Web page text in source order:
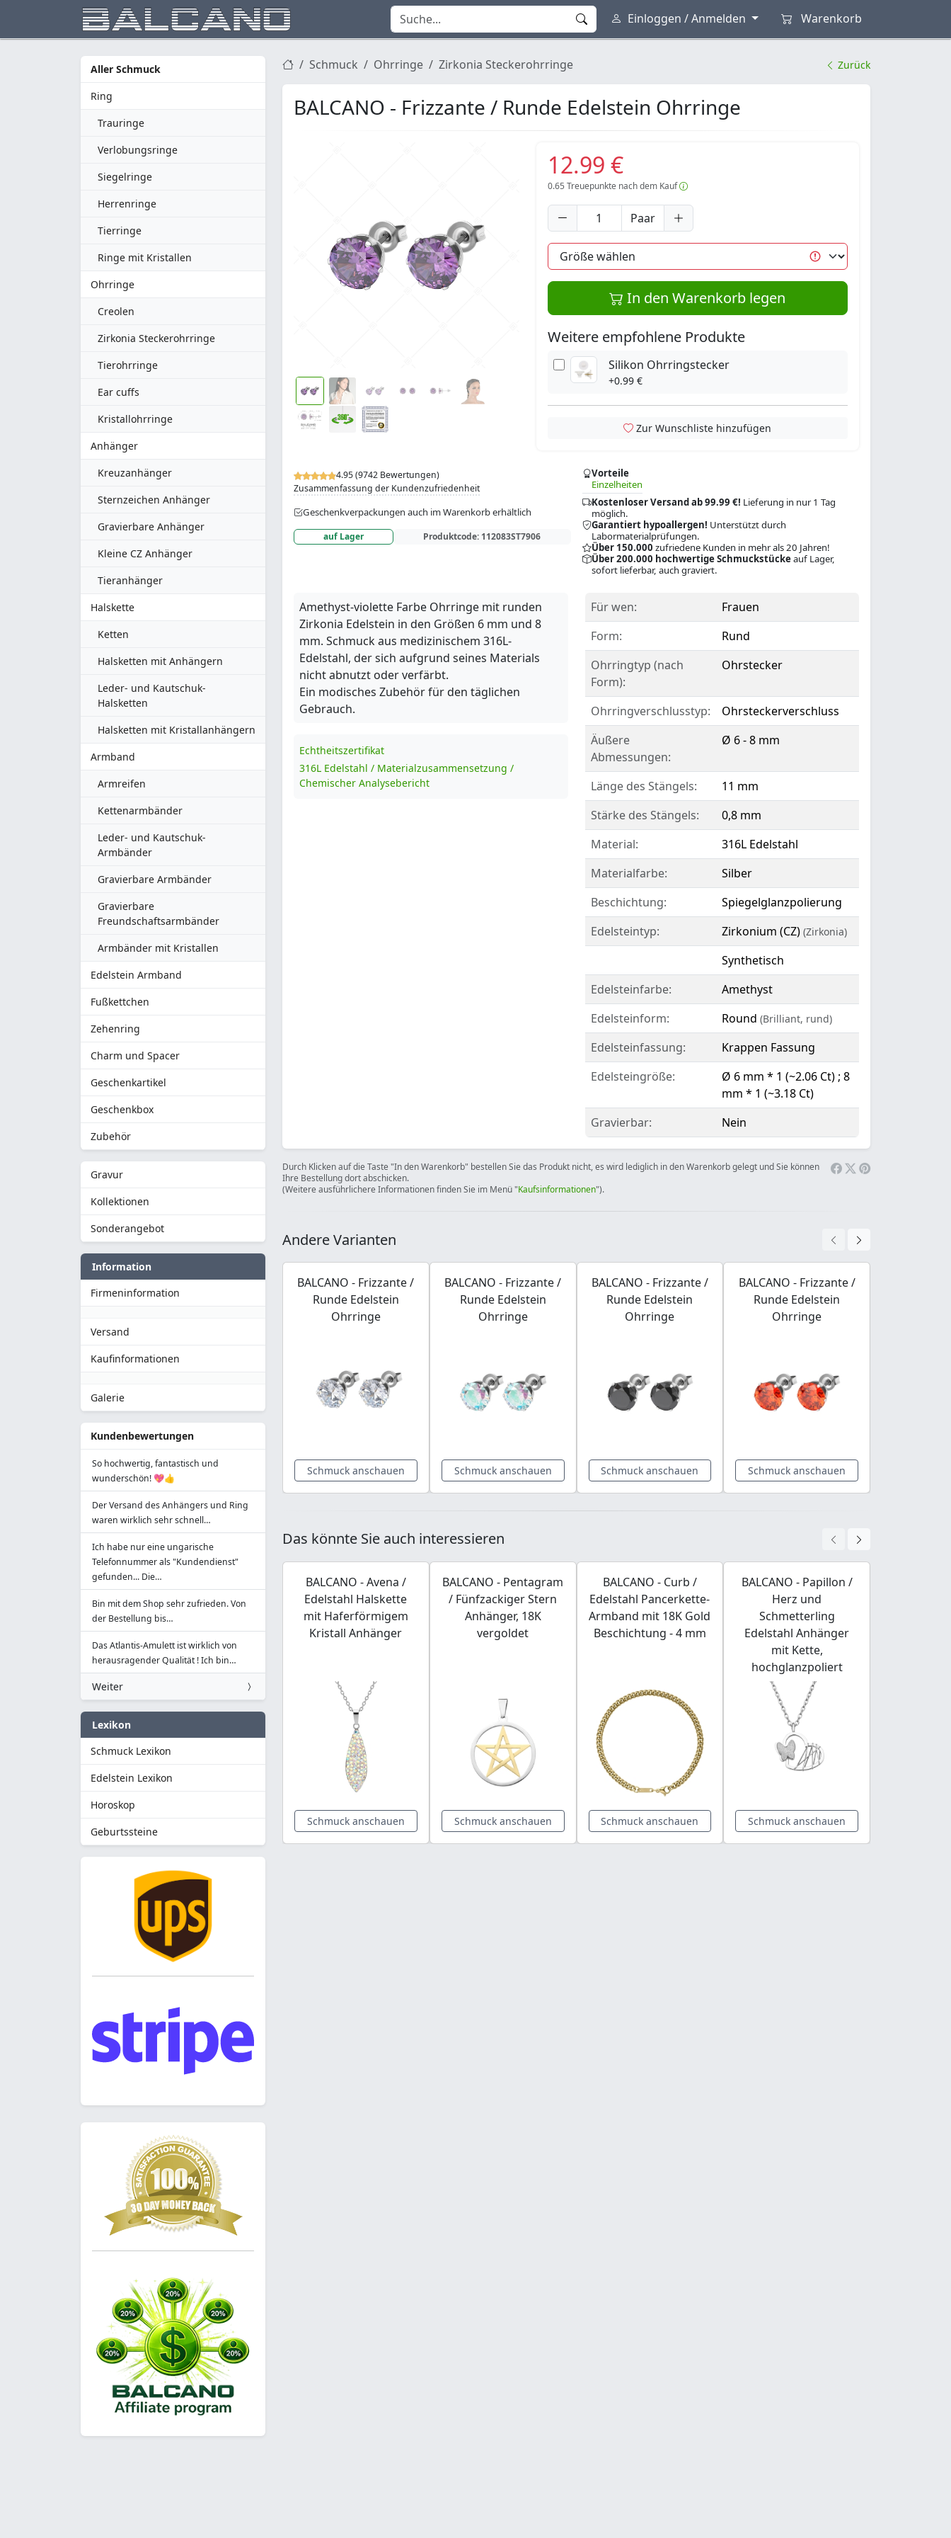
Einloggen / Anmelden Warenkorb
Aller Schmuck
Ring
Trauringe
Verlobungsringe
Siegelringe
Herrenringe
Tierringe
Ringe mit Kristallen
Ohrringe
Creolen
Zirkonia Steckerohrringe
Tierohrringe
Ear cuffs
Kristallohrringe
Anhänger
Kreuzanhänger
Sternzeichen Anhänger
Gravierbare Anhänger
Kleine CZ Anhänger
Tieranhänger
Halskette
Ketten
Halsketten mit Anhängern
Leder- und Kautschuk-
Halsketten
Halsketten mit Kristallanhängern
Armband
Armreifen
Kettenarmbänder
Leder- und Kautschuk-
Armbänder
Gravierbare Armbänder
Gravierbare
Freundschaftsarmbänder
Armbänder mit Kristallen
Edelstein Armband
Fußkettchen
Zehenring
Charm und Spacer
Geschenkartikel
Geschenkbox
Zubehör
Gravur
Kollektionen
Sonderangebot
Information
Firmeninformation
Versand
Kaufinformationen
Galerie
Kundenbewertungen
So hochwertig, fantastisch und
wunderschön! 💖👍
Der Versand des Anhängers und Ring
waren wirklich sehr schnell…
Ich habe nur eine ungarische
Telefonnummer als "Kundendienst"
gefunden... Die…
Bin mit dem Shop sehr zufrieden. Von
der Bestellung bis…
Das Atlantis-Amulett ist wirklich von
herausragender Qualität ! Ich bin…
Weiter
Lexikon
Schmuck Lexikon
Edelstein Lexikon
Horoskop
Geburtssteine
Schmuck Ohrringe Zirkonia Steckerohrringe Zurück
BALCANO - Frizzante / Runde Edelstein Ohrringe
4.95 (9742 Bewertungen)
Zusammenfassung der Kundenzufriedenheit
Geschenkverpackungen auch im Warenkorb erhältlich
auf Lager Produktcode: 112083ST7906
Vorteile
Einzelheiten
Kostenloser Versand ab 99.99 €! Lieferung in nur 1 Tag
möglich.
Garantiert hypoallergen! Unterstützt durch
Labormaterialprüfungen.
Über 150.000 zufriedene Kunden in mehr als 20 Jahren!
Über 200.000 hochwertige Schmuckstückeauf Lager,
sofort lieferbar, auch graviert.
12.99 €
0.65 Treuepunkte nach dem Kauf
Paar
In den Warenkorb legen
Weitere empfohlene Produkte
Silikon Ohrringstecker
+0.99 €
Zur Wunschliste hinzufügen
Amethyst-violette Farbe Ohrringe mit runden
Zirkonia Edelstein in den Größen 6 mm und 8
mm. Schmuck aus medizinischem 316L-
Edelstahl, der sich aufgrund seines Materials
nicht abnutzt oder verfärbt.
Ein modisches Zubehör für den täglichen
Gebrauch.
Echtheitszertifikat
316L Edelstahl / Materialzusammensetzung /
Chemischer Analysebericht
Für wen:
Frauen
Form:
Rund
Ohrringtyp (nach
Form):
Ohrstecker
Ohrringverschlusstyp:
Ohrsteckerverschluss
Äußere
Abmessungen:
Ø 6 - 8 mm
Länge des Stängels:
11 mm
Stärke des Stängels:
0,8 mm
Material:
316L Edelstahl
Materialfarbe:
Silber
Beschichtung:
Spiegelglanzpolierung
Edelsteintyp:
Zirkonium (CZ) (Zirkonia)
Synthetisch
Edelsteinfarbe:
Amethyst
Edelsteinform:
Round (Brilliant, rund)
Edelsteinfassung:
Krappen Fassung
Edelsteingröße:
Ø 6 mm * 1 (~2.06 Ct) ; 8
mm * 1 (~3.18 Ct)
Gravierbar:
Nein
Durch Klicken auf die Taste "In den Warenkorb" bestellen Sie das Produkt nicht, es wird lediglich in den Warenkorb gelegt und Sie können
Ihre Bestellung dort abschicken.
(Weitere ausführlichere Informationen finden Sie im Menü "Kaufsinformationen").
Andere Varianten
BALCANO - Frizzante /
Runde Edelstein
Ohrringe
Schmuck anschauen
BALCANO - Frizzante /
Runde Edelstein
Ohrringe
Schmuck anschauen
BALCANO - Frizzante /
Runde Edelstein
Ohrringe
Schmuck anschauen
BALCANO - Frizzante /
Runde Edelstein
Ohrringe
Schmuck anschauen
Das könnte Sie auch interessieren
BALCANO - Avena /
Edelstahl Halskette
mit Haferförmigem
Kristall Anhänger
Schmuck anschauen
BALCANO - Pentagram
/ Fünfzackiger Stern
Anhänger, 18K
vergoldet
Schmuck anschauen
BALCANO - Curb /
Edelstahl Pancerkette-
Armband mit 18K Gold
Beschichtung - 4 mm
Schmuck anschauen
BALCANO - Papillon /
Herz und
Schmetterling
Edelstahl Anhänger
mit Kette,
hochglanzpoliert
Schmuck anschauen